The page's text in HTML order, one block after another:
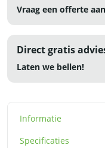
Vraag een offerte aan
Direct gratis
Laten we bellen!
Informatie
Specificaties